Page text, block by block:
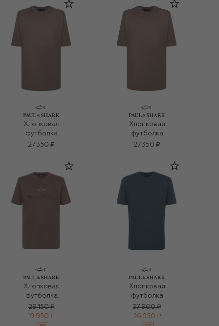
Хлопковая
футболка
27 350 ₽
Хлопковая
футболка
27 350 ₽
Хлопковая
футболка
29 150 ₽
19 950 ₽
Хлопковая
футболка
37 900 ₽
26 550 ₽